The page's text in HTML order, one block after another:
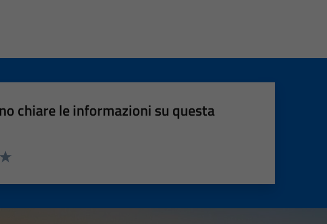
chiare le informazioni su questa